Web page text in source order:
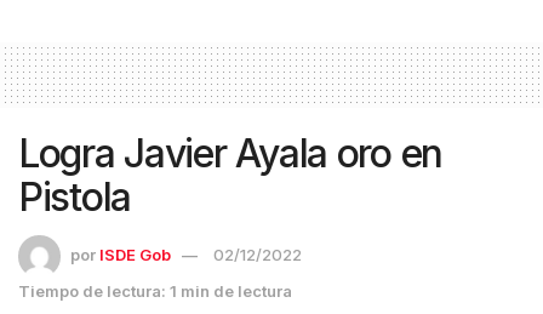
Logra Javier Ayala oro en
Pistola
por ISDE Gob
02/12/2022
Tiempo de lectura: 1 min de lectura